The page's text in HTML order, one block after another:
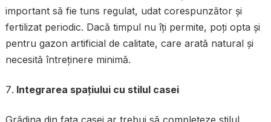
important să fie tuns regulat, udat corespunzător și
fertilizat periodic. Dacă timpul nu îți permite, poți opta și
pentru gazon artificial de calitate, care arată natural și
necesită întreținere minimă.
Integrarea spațiului cu stilul casei
Grădina din fața casei ar trebui să completeze stilul